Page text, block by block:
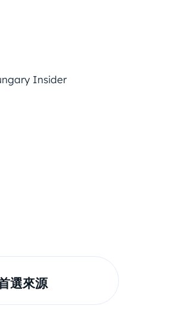
Insider
選來源